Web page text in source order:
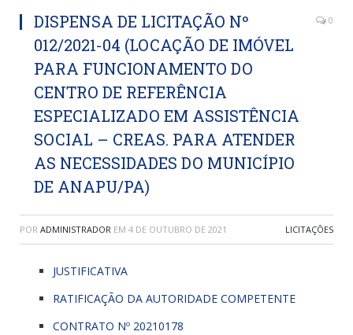
DISPENSA DE LICITAÇÃO Nº
012/2021-04 (LOCAÇÃO DE IMÓVEL
PARA FUNCIONAMENTO DO
CENTRO DE REFERÊNCIA
ESPECIALIZADO EM ASSISTÊNCIA
SOCIAL – CREAS. PARA ATENDER
AS NECESSIDADES DO MUNICÍPIO
DE ANAPU/PA)
0
POR ADMINISTRADOR EM 4 DE OUTUBRO DE 2021 LICITAÇÕES
JUSTIFICATIVA
RATIFICAÇÃO DA AUTORIDADE COMPETENTE
CONTRATO Nº 20210178